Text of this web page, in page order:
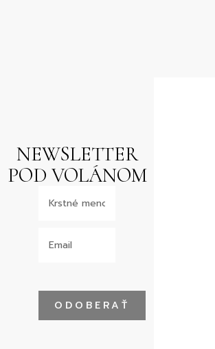
NEWSLETTER
POD VOLÁNOM
ODOBERAŤ